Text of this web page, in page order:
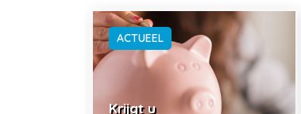
ACTUEEL
Krijgt u